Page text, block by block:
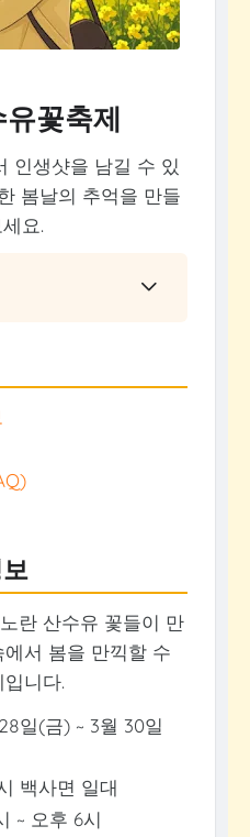
꽃축제
인생샷을 남길 수 있
봄날의 추억을 만들
요.
란 산수유 꽃들이 만
서 봄을 만끽할 수
니다.
일(금) ~ 3월 30일
백사면 일대
~ 오후 6시